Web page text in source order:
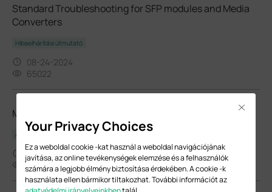
Standard Troubleshooting for SFP modules and Media
Converters
Hibaelhárítási útmutató
08-24-2024
65022
Media Converters & SFP/SFP+ Modules Introduction
Adatlap
02-08-2021
25090
Your Privacy Choices
Ez a weboldal cookie -kat használ a weboldal navigációjának
javítása, az online tevékenységek elemzése és a felhasználók
számára a legjobb élmény biztosítása érdekében. A cookie -k
használata ellen bármikor tiltakozhat. További információt az
Close